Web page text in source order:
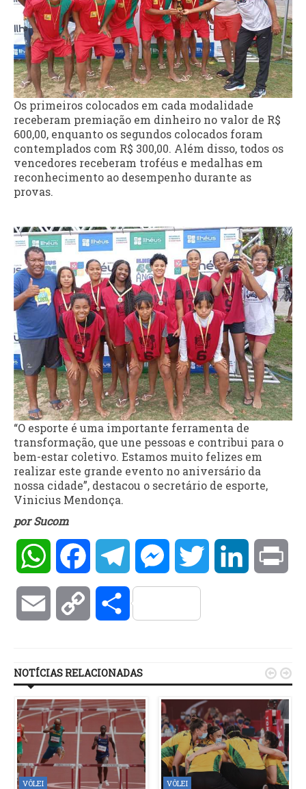
Os primeiros colocados em cada modalidade
receberam premiação em dinheiro no valor de R$
600,00, enquanto os segundos colocados foram
contemplados com R$ 300,00. Além disso, todos os
vencedores receberam troféus e medalhas em
reconhecimento ao desempenho durante as
provas.
“O esporte é uma importante ferramenta de
transformação, que une pessoas e contribui para o
bem-estar coletivo. Estamos muito felizes em
realizar este grande evento no aniversário da
nossa cidade”, destacou o secretário de esporte,
Vinicius Mendonça.
por Sucom
WhatsAppFacebookTelegramMessengerTwitter LinkedIn
Email Copy Compartilhar
NOTÍCIAS RELACIONADAS
VÔLEI VÔLEI
 